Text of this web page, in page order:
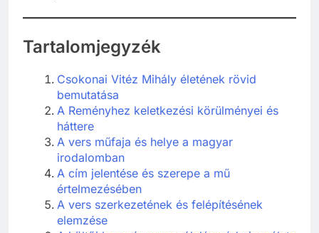
Tartalomjegyzék
Csokonai Vitéz Mihály életének rövid
bemutatása
A Reményhez keletkezési körülményei és
háttere
A vers műfaja és helye a magyar
irodalomban
A cím jelentése és szerepe a mű
értelmezésében
A vers szerkezetének és felépítésének
elemzése